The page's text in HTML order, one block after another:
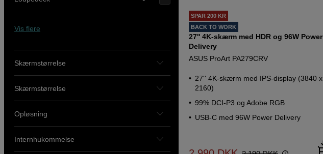
Vis flere
Skærmstørrelse
Skærmstørrelse
Opløsning
Internhukommelse
SPAR 200 KR
BACK TO WORK
27'' 4K-skærm med HDR og 96W Power
Delivery
ASUS ProArt PA279CRV
27'' 4K-skærm med IPS-display (3840 x
2160)
99% DCI-P3 og Adobe RGB
USB-C med 96W Power Delivery